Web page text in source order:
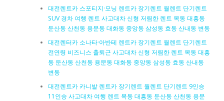
대전렌트카 스포티지·모닝 렌트카 장기렌트 월렌트 단기렌트
SUV 경차 여행 렌트 사고대차 신형 저렴한 렌트 목동 대흥동
둔산동 산천동 용문동 대화동 중앙동 삼성동 효동 산내동 변동
대전렌터카 소나타·아반테 렌트카 장기렌트 월렌트 단기렌트
전연령 비즈니스 출퇴근 사고대차 신형 저렴한 렌트 목동 대흥
동 둔산동 산천동 용문동 대화동 중앙동 삼성동 효동 산내동
변동
대전렌트카 카니발 렌트카 장기렌트 월렌트 단기렌트 9인승
11인승 사고대차 여행 렌트 목동 대흥동 둔산동 산천동 용문